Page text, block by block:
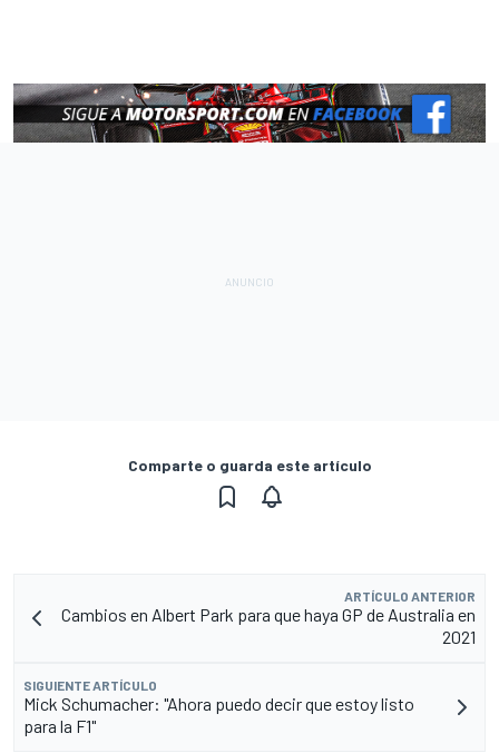
Comparte o guarda este artículo
ARTÍCULO ANTERIOR
Cambios en Albert Park para que haya GP de Australia en
2021
SIGUIENTE ARTÍCULO
Mick Schumacher: "Ahora puedo decir que estoy listo
para la F1"